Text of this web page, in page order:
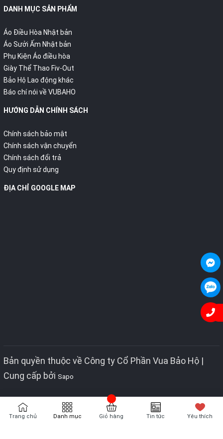
DANH MỤC SẢN PHẨM
Áo Điều Hòa Nhật bản
Áo Sưởi Ấm Nhật bản
Phụ Kiện Áo điều hòa
Giày Thể Thao Fiv-Out
Bảo Hộ Lao động khác
Báo chí nói về VUBAHO
HƯỚNG DẪN CHÍNH SÁCH
Chính sách bảo mật
Chính sách vận chuyển
Chính sách đổi trả
Quy định sử dụng
ĐỊA CHỈ GOOGLE MAP
Bản quyền thuộc về Công ty Cổ Phần Vua Bảo Hộ |
Cung cấp bởi Sapo
Trang chủ Danh mục Giỏ hàng Tin tức Yêu thích